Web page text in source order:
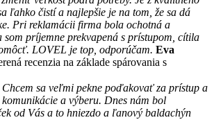
ľahko čistí a najlepšie je na tom, že sa dá
Pri reklamácii firma bola ochotná a
príjemne prekvapená s prístupom, cítila
LOVEL je top, odporúčam. Eva
recenzia na základe spárovania s
Chcem sa veľmi pekne poďakovať za prístup a
a výberu. Dnes nám bol
od Vás a to hniezdo a ľanový baldachýn